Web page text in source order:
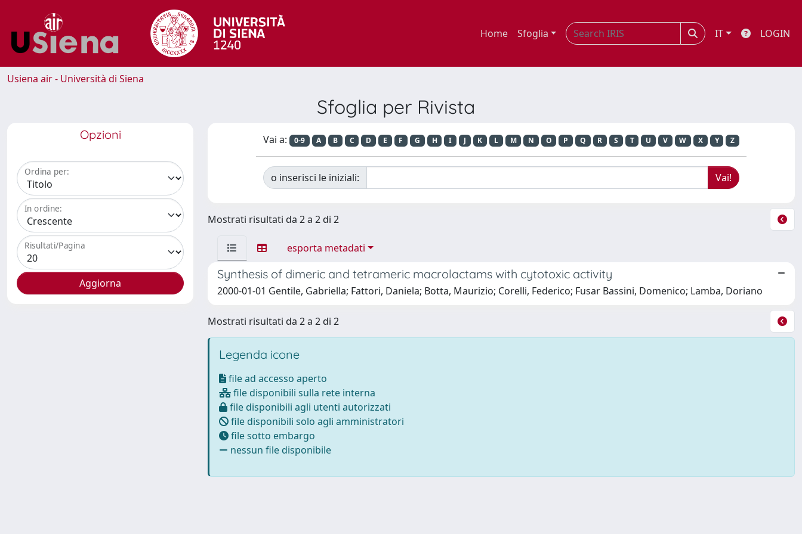
Home Sfoglia IT LOGIN
Usiena air - Università di Siena
Sfoglia per Rivista
Opzioni
Ordina per:
In ordine:
Risultati/Pagina
Vai a: 0-9 A B C D E F G H I J K L M N O P Q R S T U V W X Y Z
o inserisci le iniziali:
Mostrati risultati da 2 a 2 di 2
esporta metadati
Synthesis of dimeric and tetrameric macrolactams with cytotoxic activity
2000-01-01 Gentile, Gabriella; Fattori, Daniela; Botta, Maurizio; Corelli, Federico; Fusar Bassini, Domenico; Lamba, Doriano
Mostrati risultati da 2 a 2 di 2
Legenda icone
file ad accesso aperto
file disponibili sulla rete interna
file disponibili agli utenti autorizzati
file disponibili solo agli amministratori
file sotto embargo
nessun file disponibile